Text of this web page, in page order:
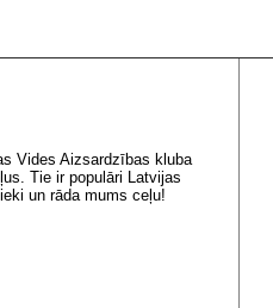
Vides Aizsardzības kluba
Tie ir populāri Latvijas
un rāda mums ceļu!